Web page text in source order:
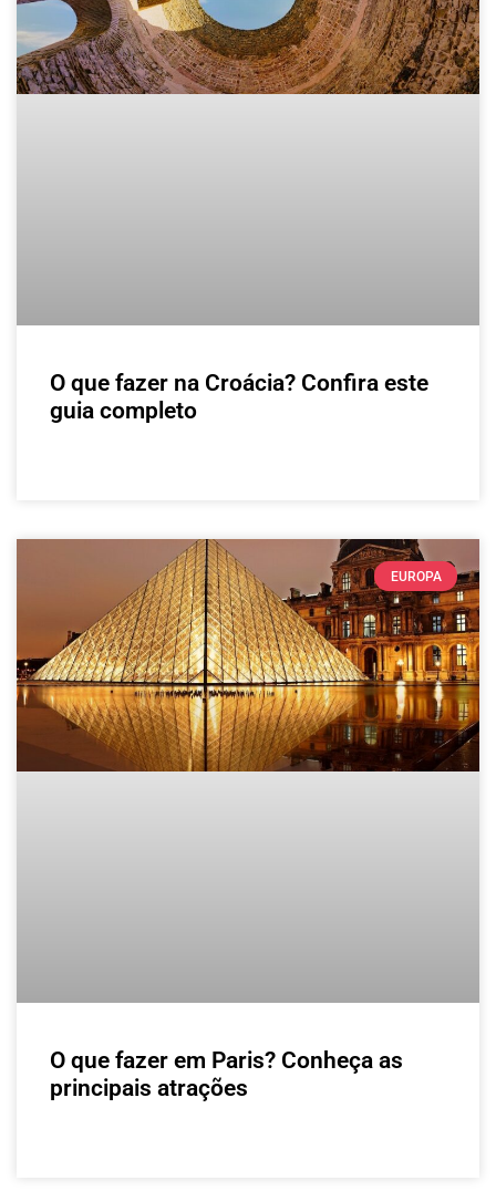
O que fazer na Croácia? Confira este
guia completo
EUROPA
O que fazer em Paris? Conheça as
principais atrações